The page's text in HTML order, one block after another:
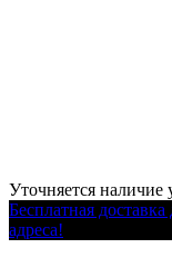
Уточняется
Бесплатная
адреса!